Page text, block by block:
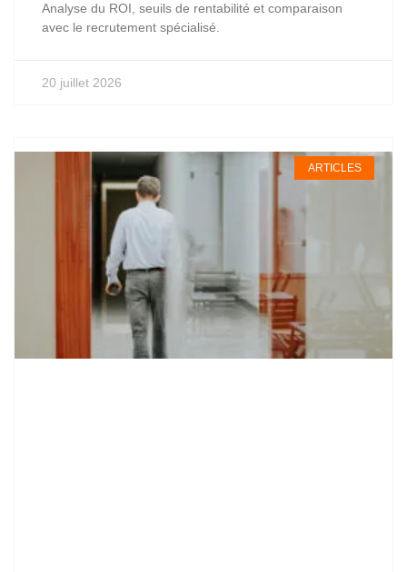
Analyse du ROI, seuils de rentabilité et comparaison
avec le recrutement spécialisé.
20 juillet 2026
ARTICLES